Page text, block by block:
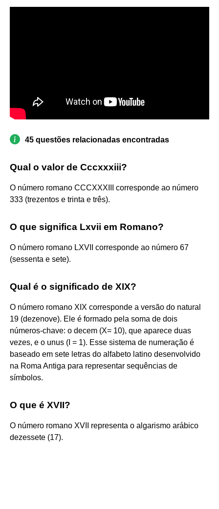
45 questões relacionadas encontradas
Qual o valor de Cccxxxiii?
O número romano CCCXXXIII corresponde ao número
333 (trezentos e trinta e três).
O que significa Lxvii em Romano?
O número romano LXVII corresponde ao número 67
(sessenta e sete).
Qual é o significado de XIX?
O número romano XIX corresponde a versão do natural
19 (dezenove). Ele é formado pela soma de dois
números-chave: o decem (X= 10), que aparece duas
vezes, e o unus (I = 1). Esse sistema de numeração é
baseado em sete letras do alfabeto latino desenvolvido
na Roma Antiga para representar sequências de
símbolos.
O que é XVII?
O número romano XVII representa o algarismo arábico
dezessete (17).